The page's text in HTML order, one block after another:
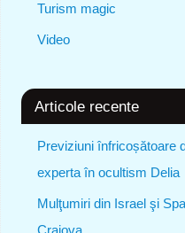
Turism magic
Video
Articole recente
Previziuni înfricoșătoare
experta în ocultism Delia
Mulţumiri din Israel şi